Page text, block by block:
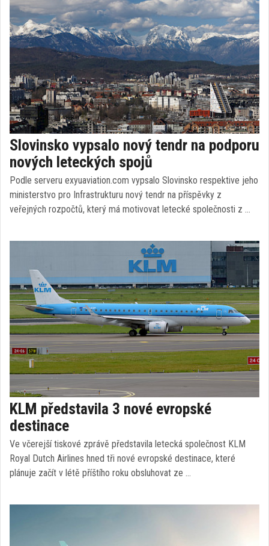
Slovinsko vypsalo nový tendr na podporu
nových leteckých spojů
Podle serveru exyuaviation.com vypsalo Slovinsko respektive jeho
ministerstvo pro Infrastrukturu nový tendr na příspěvky z
veřejných rozpočtů, který má motivovat letecké společnosti z …
KLM představila 3 nové evropské
destinace
Ve včerejší tiskové zprávě představila letecká společnost KLM
Royal Dutch Airlines hned tři nové evropské destinace, které
plánuje začít v létě příštího roku obsluhovat ze …